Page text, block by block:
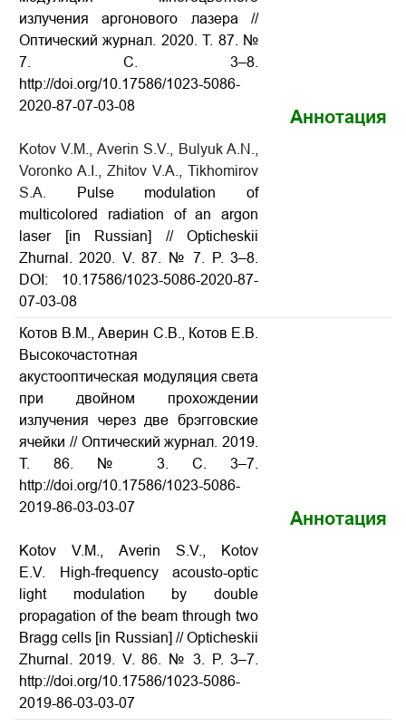
излучения аргонового лазера //
Оптический журнал. 2020. Т. 87. №
7. С. 3–8.
http://doi.org/10.17586/1023-5086-
2020-87-07-03-08
Kotov V.M., Averin S.V., Bulyuk A.N.,
Voronko A.I., Zhitov V.A., Tikhomirov
S.A.
Pulse modulation of
multicolored radiation of an argon
laser [in Russian] // Opticheskii
Zhurnal. 2020. V. 87. № 7. P. 3–8.
DOI: 10.17586/1023-5086-2020-87-
07-03-08
Аннотация
Котов В.М., Аверин С.В., Котов Е.В.
Высокочастотная
акустооптическая модуляция света
при двойном прохождении
излучения через две брэгговские
ячейки // Оптический журнал. 2019.
Т. 86. № 3. С. 3–7.
http://doi.org/10.17586/1023-5086-
2019-86-03-03-07
Kotov V.M., Averin S.V., Kotov
E.V. High-frequency acousto-optic
light modulation by double
propagation of the beam through two
Bragg cells [in Russian] // Opticheskii
Zhurnal. 2019. V. 86. № 3. P. 3–7.
http://doi.org/10.17586/1023-5086-
2019-86-03-03-07
Аннотация